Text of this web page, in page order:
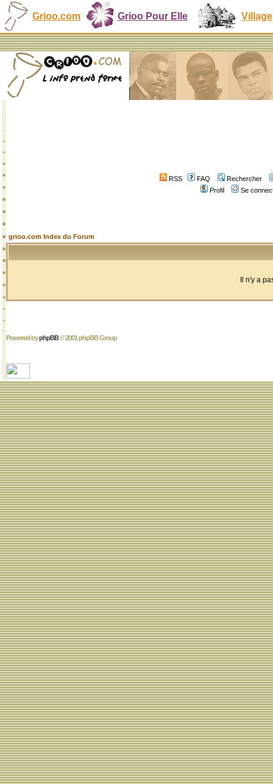
Grioo.com Grioo Pour Elle Village
RSS FAQ
Rechercher
Profil
Se
grioo.com Index du Forum
Il n'y a
Powered byphpBB© 2001 phpBB Group